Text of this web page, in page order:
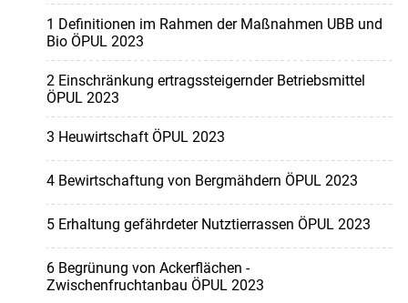
1 Definitionen im Rahmen der Maßnahmen UBB und
Bio ÖPUL 2023
2 Einschränkung ertragssteigernder Betriebsmittel
ÖPUL 2023
3 Heuwirtschaft ÖPUL 2023
4 Bewirtschaftung von Bergmähdern ÖPUL 2023
5 Erhaltung gefährdeter Nutztierrassen ÖPUL 2023
6 Begrünung von Ackerflächen -
Zwischenfruchtanbau ÖPUL 2023